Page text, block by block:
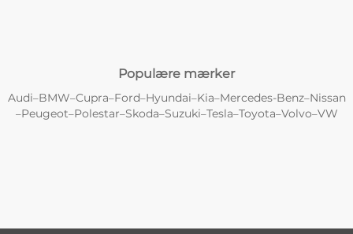
Populære mærker
Audi–BMW–Cupra–Ford–Hyundai–Kia–Mercedes-Benz–Nissan
–Peugeot–Polestar–Skoda–Suzuki–Tesla–Toyota–Volvo–VW